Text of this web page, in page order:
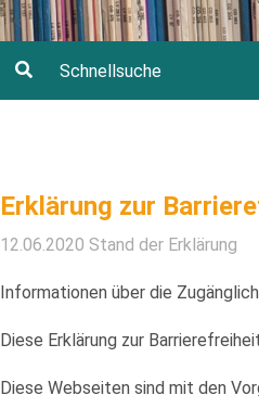
Erklärung zur
12.06.2020 Stand der Erklärung
Informationen über die
Diese Erklärung zur
Diese Webseiten sind mit den